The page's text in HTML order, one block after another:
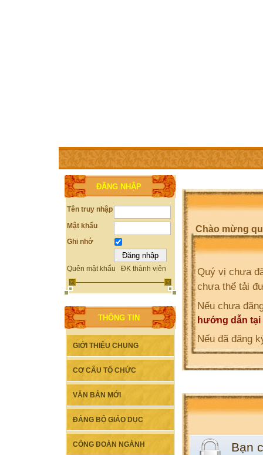
TRANG CHỦ THÀNH VIÊN TRỢ GIÚP LIÊN HỆ
ĐĂNG NHẬP
Tên truy nhập
Mật khẩu
Ghi nhớ
Quên mật khẩu ĐK thành viên
THÔNG TIN
GIỚI THIỆU CHUNG
CƠ CẤU TỔ CHỨC
VĂN BẢN MỚI
ĐẢNG BỘ GIÁO DỤC
CÔNG ĐOÀN NGÀNH
Chào mừng
Quý vị chưa
chưa thể tải
Nếu chưa
hướng dẫn tại
Nếu đã đăng
Bạn